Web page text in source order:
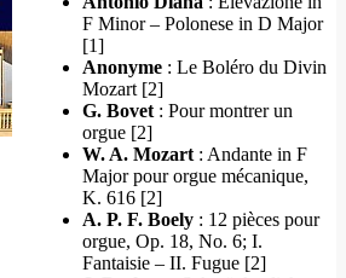
F Minor – Polonese in D Major
[1]
Anonyme : Le Boléro du Divin
Mozart [2]
G. Bovet : Pour montrer un
orgue [2]
W. A. Mozart : Andante in F
Major pour orgue mécanique,
K. 616 [2]
A. P. F. Boely : 12 pièces pour
orgue, Op. 18, No. 6; I.
Fantaisie – II. Fugue [2]